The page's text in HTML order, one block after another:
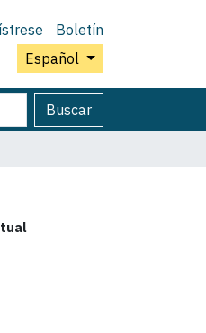
Boletín
Español
Buscar